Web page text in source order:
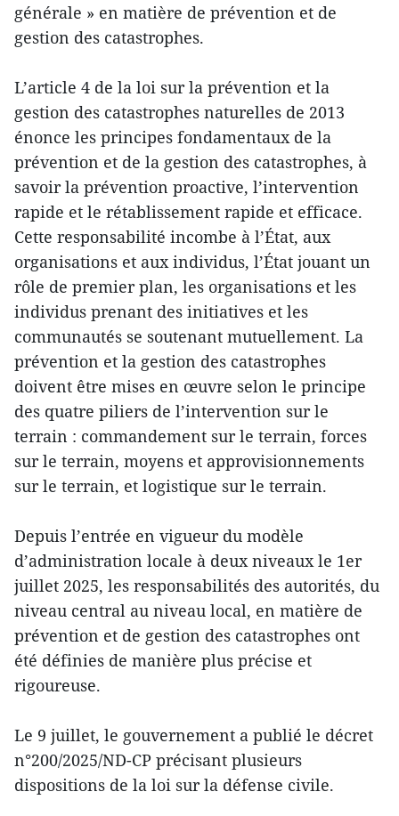
générale » en matière de prévention et de
gestion des catastrophes.
L’article 4 de la loi sur la prévention et la
gestion des catastrophes naturelles de 2013
énonce les principes fondamentaux de la
prévention et de la gestion des catastrophes, à
savoir la prévention proactive, l’intervention
rapide et le rétablissement rapide et efficace.
Cette responsabilité incombe à l’État, aux
organisations et aux individus, l’État jouant un
rôle de premier plan, les organisations et les
individus prenant des initiatives et les
communautés se soutenant mutuellement. La
prévention et la gestion des catastrophes
doivent être mises en œuvre selon le principe
des quatre piliers de l’intervention sur le
terrain : commandement sur le terrain, forces
sur le terrain, moyens et approvisionnements
sur le terrain, et logistique sur le terrain.
Depuis l’entrée en vigueur du modèle
d’administration locale à deux niveaux le 1er
juillet 2025, les responsabilités des autorités, du
niveau central au niveau local, en matière de
prévention et de gestion des catastrophes ont
été définies de manière plus précise et
rigoureuse.
Le 9 juillet, le gouvernement a publié le décret
n°200/2025/ND-CP précisant plusieurs
dispositions de la loi sur la défense civile.